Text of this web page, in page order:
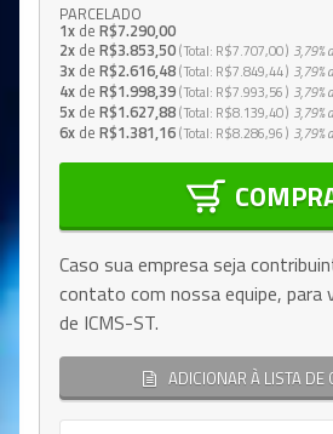
PARCELADO
1x de R$7.290,00
2x de R$3.853,50 Total R$7.707,00 3,79%
3x de R$2.616,48 Total R$7.849,44 3,79%
4x de R$1.998,39 Total R$7.993,56 3,79%
5x de R$1.627,88 Total R$8.139,40 3,79%
6x de R$1.381,16 Total R$8.286,96 3,79%
Caso sua empresa seja
contato com nossa equipe, para
de ICMS-ST.
ADICIONAR À LISTA DE